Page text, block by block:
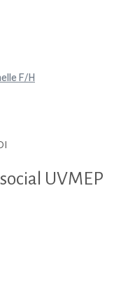
F/H
UVMEP